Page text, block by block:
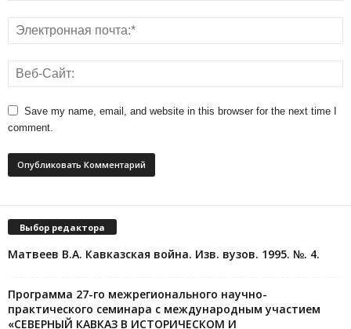
Save my name, email, and website in this browser for the next time I
comment.
Выбор редактора
Матвеев В.А. Кавказская война. Изв. вузов. 1995. №. 4.
Программа 27-го межрегионального научно-
практического семинара с международным участием
«СЕВЕРНЫЙ КАВКАЗ В ИСТОРИЧЕСКОМ И